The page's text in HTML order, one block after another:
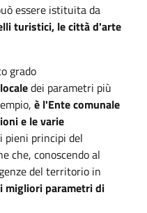
essere istituita da
turistici, le città d'arte
grado
dei parametri più
è l'Ente comunale
e le varie
pieni principi del
che, conoscendo al
del territorio in
migliori parametri di